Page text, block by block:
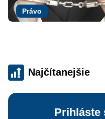
Právo
Najčítanejšie
Prihláste